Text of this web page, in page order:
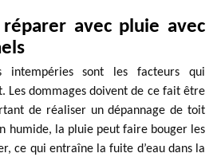
avec pluie avec
intempéries sont les facteurs qui
Les dommages doivent de ce fait être
de réaliser un dépannage de toit
humide, la pluie peut faire bouger les
ce qui entraîne la fuite d’eau dans la